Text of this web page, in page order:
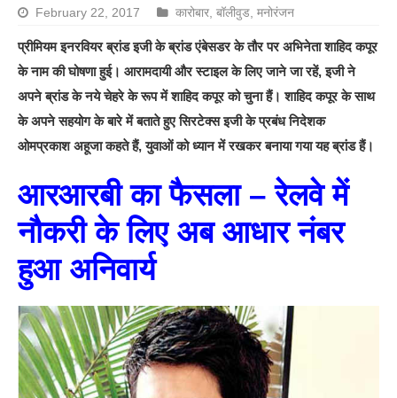
February 22, 2017 कारोबार,बॉलीवुड,मनोरंजन
प्रीमियम इनरवियर ब्रांड इजी के ब्रांड एंबेसडर के तौर पर अभिनेता शाहिद कपूर
के नाम की घोषणा हुई। आरामदायी और स्टाइल के लिए जाने जा रहें, इजी ने
अपने ब्रांड के नये चेहरे के रूप में शाहिद कपूर को चुना हैं। शाहिद कपूर के साथ
के अपने सहयोग के बारे में बताते हुए सिरटेक्स इजी के प्रबंध निदेशक
ओमप्रकाश अहूजा कहते हैं, युवाओं को ध्यान में रखकर बनाया गया यह ब्रांड हैं।
आरआरबी का फैसला – रेलवे में
नौकरी के लिए अब आधार नंबर
हुआ अनिवार्य